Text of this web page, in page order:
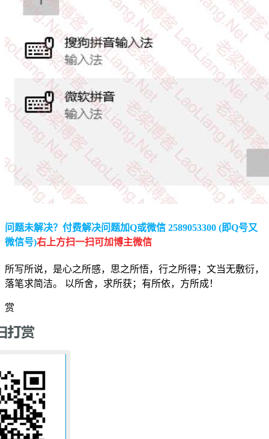
问题未解决？付费解决问题加Q或微信 2589053300 (即Q号又
微信号)右上方扫一扫可加博主微信
所写所说，是心之所感，思之所悟，行之所得；文当无敷衍，
落笔求简洁。 以所舍，求所获；有所依，方所成！
赏